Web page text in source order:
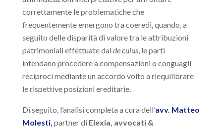
correttamente le problematiche che
frequentemente emergono tra coeredi, quando, a
seguito delle disparità di valore tra le attribuzioni
patrimoniali effettuate dal de cuius, le parti
intendano procedere a compensazioni o conguagli
reciproci mediante un accordo volto a riequilibrare
le rispettive posizioni ereditarie.
Di seguito, l’analisi completa a cura dell’avv. Matteo
Molesti, partner di Elexia, avvocati &